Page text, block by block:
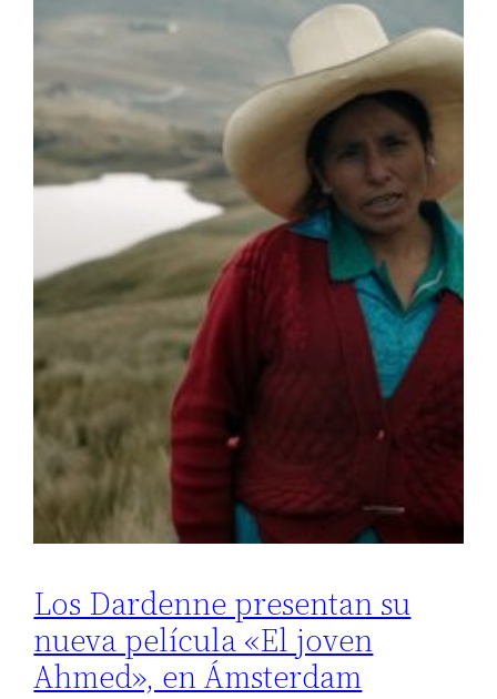
Los Dardenne presentan su
nueva película «El joven
Ahmed», en Ámsterdam